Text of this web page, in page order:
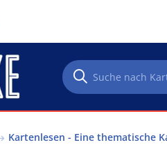
Kartenlesen - Eine thematische